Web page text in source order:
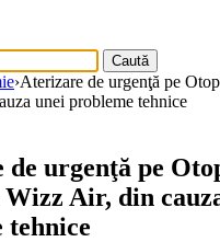
Caută
›Aterizare de urgenţă pe
unei probleme tehnice
urgenţă pe
Wizz Air, din
tehnice